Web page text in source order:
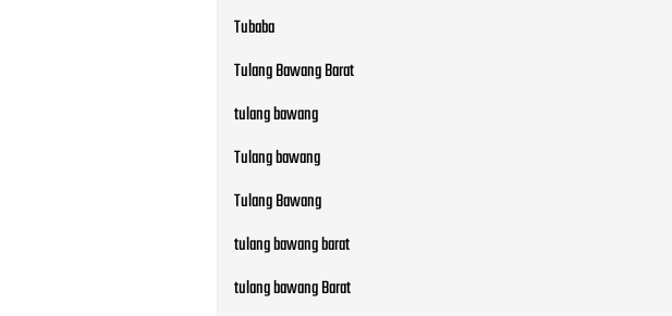
Tubaba
Tulang Bawang Barat
tulang bawang
Tulang bawang
Tulang Bawang
tulang bawang barat
tulang bawang Barat